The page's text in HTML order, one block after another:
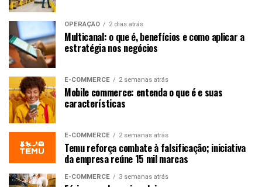
OPERAÇÃO 2 dias atrás
Multicanal: o que é, benefícios e como aplicar a
estratégia nos negócios
E-COMMERCE 2 semanas atrás
Mobile commerce: entenda o que é e suas
características
E-COMMERCE 2 semanas atrás
Temu reforça combate à falsificação; iniciativa
da empresa reúne 15 mil marcas
E-COMMERCE 3 semanas atrás